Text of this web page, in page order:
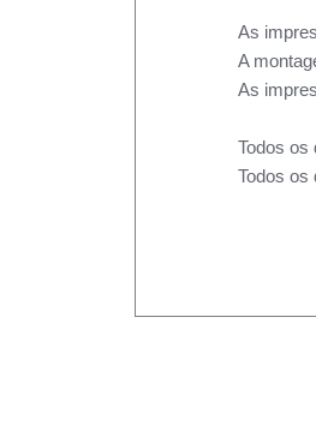
As
A
As
Todos os
Todos os